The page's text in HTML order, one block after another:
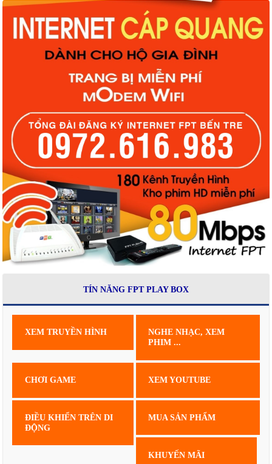
TÍN NĂNG FPT PLAY BOX
XEM TRUYỀN HÌNH
NGHE NHẠC, XEM
PHIM ...
CHƠI GAME XEM YOUTUBE
ĐIỀU KHIỂN TRÊN DI
ĐỘNG
MUA SẢN PHẨM
KHUYẾN MÃI